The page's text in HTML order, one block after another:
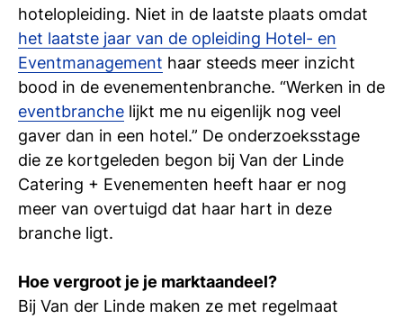
hotelopleiding. Niet in de laatste plaats omdat
het laatste jaar van de opleiding Hotel- en
Eventmanagement haar steeds meer inzicht
bood in de evenementenbranche. “Werken in de
eventbranche lijkt me nu eigenlijk nog veel
gaver dan in een hotel.” De onderzoeksstage
die ze kortgeleden begon bij Van der Linde
Catering + Evenementen heeft haar er nog
meer van overtuigd dat haar hart in deze
branche ligt.
Hoe vergroot je je marktaandeel?
Bij Van der Linde maken ze met regelmaat